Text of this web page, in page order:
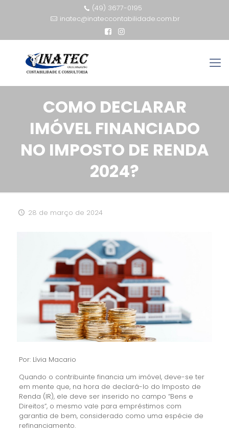
(49) 3677-0195
inatec@inateccontabilidade.com.br
COMO DECLARAR
IMÓVEL FINANCIADO
NO IMPOSTO DE RENDA
2024?
28 de março de 2024
Por: Lívia Macario
Quando o contribuinte financia um imóvel, deve-se ter
em mente que, na hora de declará-lo do Imposto de
Renda (IR), ele deve ser inserido no campo “Bens e
Direitos”, o mesmo vale para empréstimos com
garantia de bem, considerado como uma espécie de
refinanciamento.